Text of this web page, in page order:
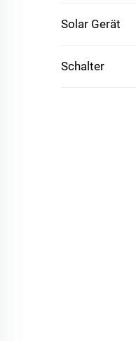
Solar Gerät
Schalter